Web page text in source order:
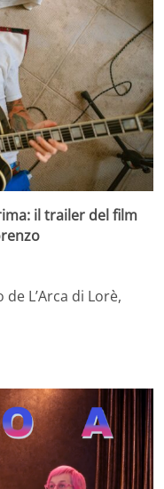
il trailer del film
L’Arca di Lorè,